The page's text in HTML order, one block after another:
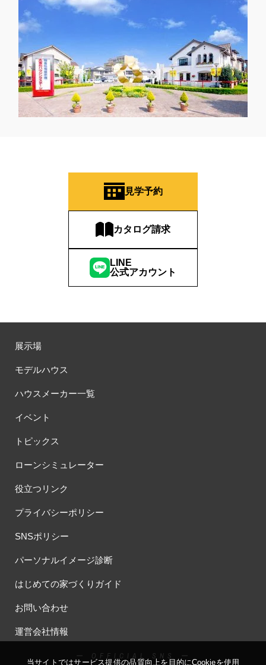
見学予約
カタログ請求
LINE
公式アカウント
展示場
モデルハウス
ハウスメーカー一覧
イベント
トピックス
ローンシミュレーター
役立つリンク
プライバシーポリシー
SNSポリシー
パーソナルイメージ診断
はじめての家づくりガイド
お問い合わせ
運営会社情報
ー OFFICIAL SNS ー
当サイトではサービス提供の品質向上を⽬的にCookieを使⽤